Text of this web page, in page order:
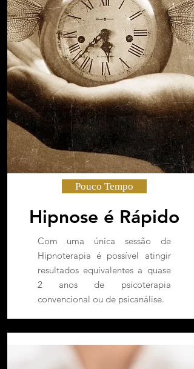
Pouco Tempo
Hipnose é Rápido
Com uma única sessão de
Hipnoterapia é possível atingir
resultados equivalentes a quase
2 anos de psicoterapia
convencional ou de psicanálise.